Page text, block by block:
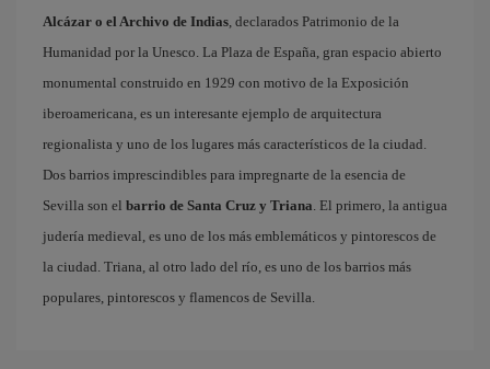
Alcázar o el Archivo de Indias, declarados Patrimonio de la
Humanidad por la Unesco. La Plaza de España, gran espacio abierto
monumental construido en 1929 con motivo de la Exposición
iberoamericana, es un interesante ejemplo de arquitectura
regionalista y uno de los lugares más característicos de la ciudad.
Dos barrios imprescindibles para impregnarte de la esencia de
Sevilla son el barrio de Santa Cruz y Triana. El primero, la antigua
judería medieval, es uno de los más emblemáticos y pintorescos de
la ciudad. Triana, al otro lado del río, es uno de los barrios más
populares, pintorescos y flamencos de Sevilla.